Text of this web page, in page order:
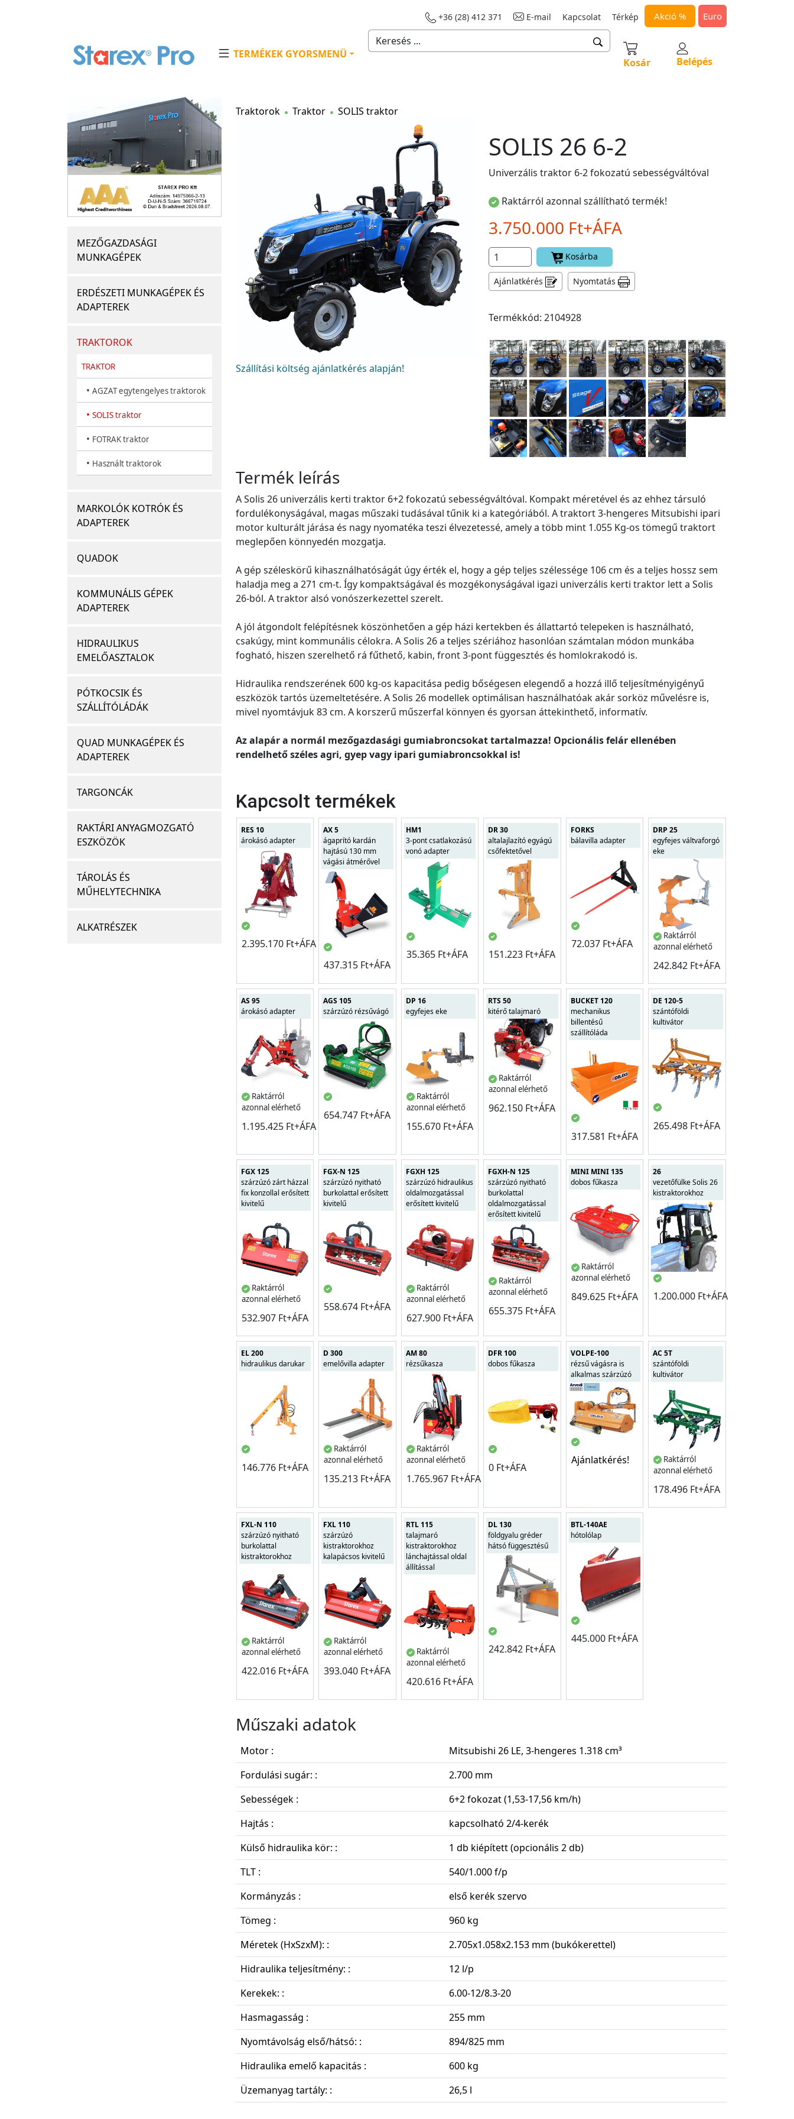
+36 (28) 412 371 E-mail Kapcsolat Térkép Akció % Euro
TERMÉKEK GYORSMENÜ
Kosár Belépés
MEZŐGAZDASÁGI
MUNKAGÉPEK
ERDÉSZETI MUNKAGÉPEK ÉS
ADAPTEREK
TRAKTOROK
TRAKTOR
• AGZAT egytengelyes traktorok
• SOLIS traktor
• FOTRAK traktor
• Használt traktorok
MARKOLÓK KOTRÓK ÉS
ADAPTEREK
QUADOK
KOMMUNÁLIS GÉPEK
ADAPTEREK
HIDRAULIKUS
EMELŐASZTALOK
PÓTKOCSIK ÉS
SZÁLLÍTÓLÁDÁK
QUAD MUNKAGÉPEK ÉS
ADAPTEREK
TARGONCÁK
RAKTÁRI ANYAGMOZGATÓ
ESZKÖZÖK
TÁROLÁS ÉS
MŰHELYTECHNIKA
ALKATRÉSZEK
Traktorok Traktor SOLIS traktor
Szállítási költség ajánlatkérés alapján!
SOLIS 26 6-2
Univerzális traktor 6-2 fokozatú sebességváltóval
Raktárról azonnal szállítható termék!
3.750.000 Ft+ÁFA
Kosárba
Ajánlatkérés Nyomtatás
Termékkód: 2104928
Termék leírás
A Solis 26 univerzális kerti traktor 6+2 fokozatú sebességváltóval. Kompakt méretével és az ehhez társuló
fordulékonyságával, magas műszaki tudásával tűnik ki a kategóriából. A traktort 3-hengeres Mitsubishi ipari
motor kulturált járása és nagy nyomatéka teszi élvezetessé, amely a több mint 1.055 Kg-os tömegű traktort
meglepően könnyedén mozgatja.
A gép széleskörű kihasználhatóságát úgy érték el, hogy a gép teljes szélessége 106 cm és a teljes hossz sem
haladja meg a 271 cm-t. Így kompaktságával és mozgékonyságával igazi univerzális kerti traktor lett a Solis
26-ból. A traktor alsó vonószerkezettel szerelt.
A jól átgondolt felépítésnek köszönhetően a gép házi kertekben és állattartó telepeken is használható,
csakúgy, mint kommunális célokra. A Solis 26 a teljes szériához hasonlóan számtalan módon munkába
fogható, hiszen szerelhető rá fűthető, kabin, front 3-pont függesztés és homlokrakodó is.
Hidraulika rendszerének 600 kg-os kapacitása pedig bőségesen elegendő a hozzá illő teljesítményigényű
eszközök tartós üzemeltetésére. A Solis 26 modellek optimálisan használhatóak akár sorköz művelésre is,
mivel nyomtávjuk 83 cm. A korszerű műszerfal könnyen és gyorsan áttekinthető, informatív.
Az alapár a normál mezőgazdasági gumiabroncsokat tartalmazza! Opcionális felár ellenében
rendelhető széles agri, gyep vagy ipari gumiabroncsokkal is!
Kapcsolt termékek
RES 10
árokásó adapter
2.395.170 Ft+ÁFA
AX 5
ágaprító kardán
hajtású 130 mm
vágási átmérővel
437.315 Ft+ÁFA
HM1
3-pont csatlakozású
vonó adapter
35.365 Ft+ÁFA
DR 30
altalajlazító egyágú
csőfektetővel
151.223 Ft+ÁFA
FORKS
bálavilla adapter
72.037 Ft+ÁFA
DRP 25
egyfejes váltvaforgó
eke
Raktárról
azonnal elérhető
242.842 Ft+ÁFA
AS 95
árokásó adapter
Raktárról
azonnal elérhető
1.195.425 Ft+ÁFA
AGS 105
szárzúzó rézsűvágó
654.747 Ft+ÁFA
DP 16
egyfejes eke
Raktárról
azonnal elérhető
155.670 Ft+ÁFA
RTS 50
kitérő talajmaró
Raktárról
azonnal elérhető
962.150 Ft+ÁFA
BUCKET 120
mechanikus
billentésű
szállítóláda
317.581 Ft+ÁFA
DE 120-5
szántóföldi
kultivátor
265.498 Ft+ÁFA
FGX 125
szárzúzó zárt házzal
fix konzollal erősített
kivitelű
Raktárról
azonnal elérhető
532.907 Ft+ÁFA
FGX-N 125
szárzúzó nyitható
burkolattal erősített
kivitelű
558.674 Ft+ÁFA
FGXH 125
szárzúzó hidraulikus
oldalmozgatással
erősített kivitelű
Raktárról
azonnal elérhető
627.900 Ft+ÁFA
FGXH-N 125
szárzúzó nyitható
burkolattal
oldalmozgatással
erősített kivitelű
Raktárról
azonnal elérhető
655.375 Ft+ÁFA
MINI MINI 135
dobos fűkasza
Raktárról
azonnal elérhető
849.625 Ft+ÁFA
26
vezetőfülke Solis 26
kistraktorokhoz
1.200.000 Ft+ÁFA
EL 200
hidraulikus darukar
146.776 Ft+ÁFA
D 300
emelővilla adapter
Raktárról
azonnal elérhető
135.213 Ft+ÁFA
AM 80
rézsűkasza
Raktárról
azonnal elérhető
1.765.967 Ft+ÁFA
DFR 100
dobos fűkasza
0 Ft+ÁFA
VOLPE-100
rézsű vágásra is
alkalmas szárzúzó
Ajánlatkérés!
AC 5T
szántóföldi
kultivátor
Raktárról
azonnal elérhető
178.496 Ft+ÁFA
FXL-N 110
szárzúzó nyitható
burkolattal
kistraktorokhoz
Raktárról
azonnal elérhető
422.016 Ft+ÁFA
FXL 110
szárzúzó
kistraktorokhoz
kalapácsos kivitelű
Raktárról
azonnal elérhető
393.040 Ft+ÁFA
RTL 115
talajmaró
kistraktorokhoz
lánchajtással oldal
állítással
Raktárról
azonnal elérhető
420.616 Ft+ÁFA
DL 130
földgyalu gréder
hátsó függesztésű
242.842 Ft+ÁFA
BTL-140AE
hótolólap
445.000 Ft+ÁFA
Műszaki adatok
Motor :
Mitsubishi 26 LE, 3-hengeres 1.318 cm³
Fordulási sugár: :
2.700 mm
Sebességek :
6+2 fokozat (1,53-17,56 km/h)
Hajtás :
kapcsolható 2/4-kerék
Külső hidraulika kör: :
1 db kiépített (opcionális 2 db)
TLT :
540/1.000 f/p
Kormányzás :
első kerék szervo
Tömeg :
960 kg
Méretek (HxSzxM): :
2.705x1.058x2.153 mm (bukókerettel)
Hidraulika teljesítmény: :
12 l/p
Kerekek: :
6.00-12/8.3-20
Hasmagasság :
255 mm
Nyomtávolság első/hátsó: :
894/825 mm
Hidraulika emelő kapacitás :
600 kg
Üzemanyag tartály: :
26,5 l